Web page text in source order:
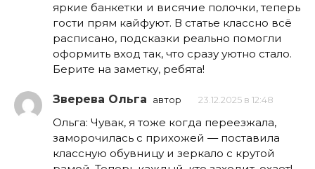
яркие банкетки и висячие полочки, теперь
гости прям кайфуют. В статье классно всё
расписано, подсказки реально помогли
оформить вход так, что сразу уютно стало.
Берите на заметку, ребята!
Зверева Ольга автор 23.12.2025 в 12:48
Ольга: Чувак, я тоже когда переезжала,
заморочилась с прихожей — поставила
классную обувницу и зеркало с крутой